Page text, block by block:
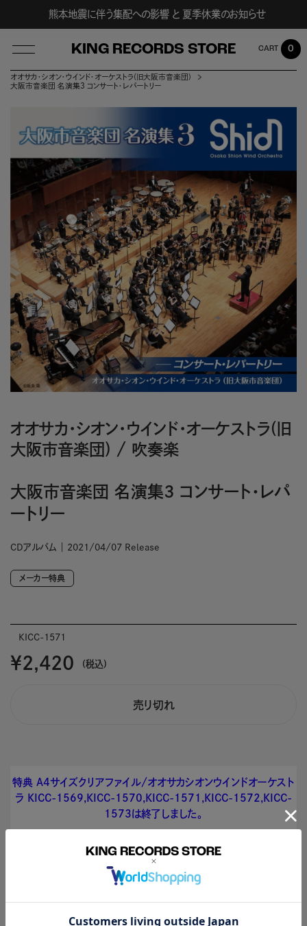
熊本地震に伴う集配への影響 と 夏季休業のお知らせ
KING RECORDS STORE
LOG IN
0
オオサカ・シオン・ウインド・オーケストラ(旧大阪市音楽団)
大阪市音楽団 名演集3 コンサート・レパートリー
オオサカ・シオン・ウインド・オーケストラ(旧
大阪市音楽団) / 吹奏楽
大阪市音楽団 名演集3 コンサート・レパ
ートリー
CDアルバム 2021/04/07 Release
メーカー特典
KICC-1571
￥2,420 (税込)
売り切れ
特典 A4サイズクリアファイル/オオサカシオンウインドオーケスト
ラ KICC-1569,KICC-1570,KICC-1571,KICC-1572,KICC-
1573は終了しました。